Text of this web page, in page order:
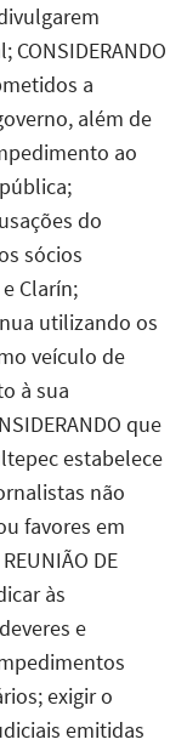
a
além de
ao
do
sócios
Clarín;
utilizando os
veículo de
à sua
que
estabelece
não
favores em
DE
às
e
exigir o
emitidas